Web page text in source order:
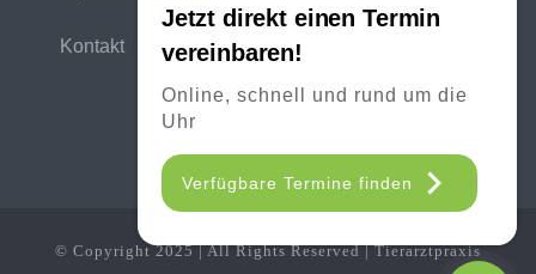
Jetzt direkt einen Termin
vereinbaren!
Online, schnell und rund um die
Uhr
Verfügbare Termine finden
Kontakt
© Copyright 2025 | All Rights Reserved | Tierarztpraxis